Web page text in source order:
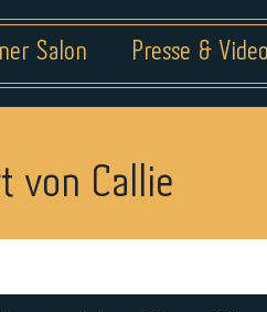
Salon Presse & Video
von Callie